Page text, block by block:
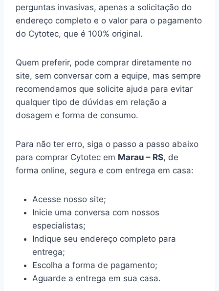
perguntas invasivas, apenas a solicitação do
endereço completo e o valor para o pagamento
do Cytotec, que é 100% original.
Quem preferir, pode comprar diretamente no
site, sem conversar com a equipe, mas sempre
recomendamos que solicite ajuda para evitar
qualquer tipo de dúvidas em relação a
dosagem e forma de consumo.
Para não ter erro, siga o passo a passo abaixo
para comprar Cytotec em Marau – RS, de
forma online, segura e com entrega em casa:
Acesse nosso site;
Inicie uma conversa com nossos
especialistas;
Indique seu endereço completo para
entrega;
Escolha a forma de pagamento;
Aguarde a entrega em sua casa.